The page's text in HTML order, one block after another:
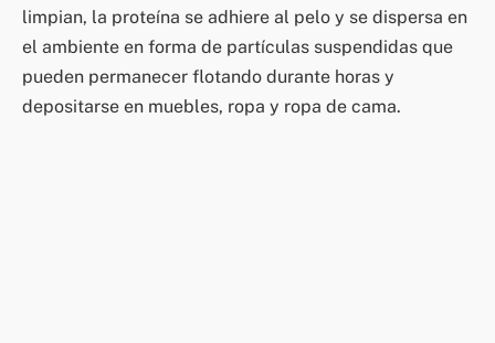
limpian, la proteína se adhiere al pelo y se dispersa en
el ambiente en forma de partículas suspendidas que
pueden permanecer flotando durante horas y
depositarse en muebles, ropa y ropa de cama.